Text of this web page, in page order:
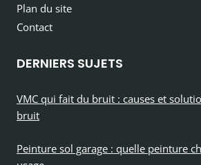
Plan du site
Contact
DERNIERS SUJETS
VMC qui fait du bruit : causes et
bruit
Peinture sol garage : quelle peinture